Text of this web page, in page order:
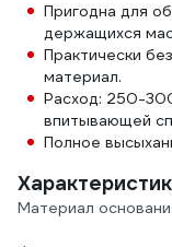
Пригодна для
держащихся
Практически
материал.
Расход: 250-
впитывающей
Полное
Материал